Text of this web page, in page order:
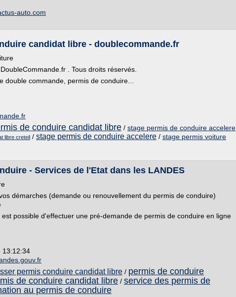
auto.com
candidat libre - doublecommande.fr
. Tous droits réservés.
double commande, permis de conduire...
de conduire candidat libre / stage permis de conduire accelere
libre creteil / stage permis de conduire accelere / stage permis voiture
- Services de l'Etat dans les LANDES
démarches (demande ou renouvellement du permis de conduire)
est possible d'effectuer une pré-demande de permis de conduire en ligne
13:12:34
permis conduire candidat libre / permis de conduire
de conduire candidat libre / service des permis de
au permis de conduire